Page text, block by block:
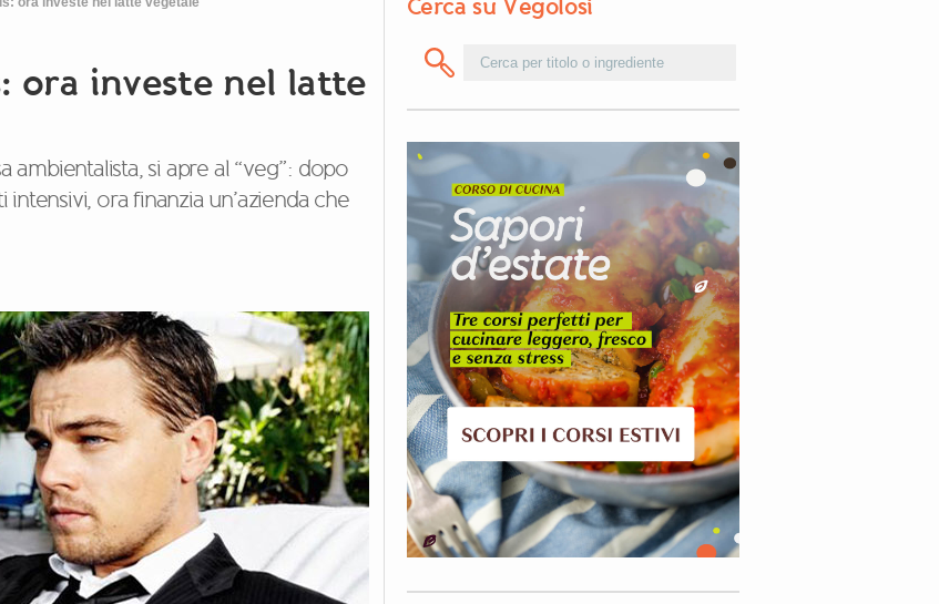
ora investe nel latte
ambientalista, si apre al “veg”: dopo
ora finanzia un’azienda che
Cerca su Vegolosi